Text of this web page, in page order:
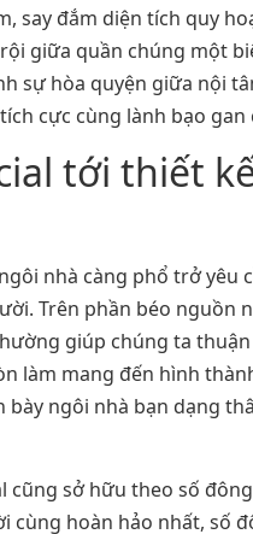
say đắm diện tích quy
giữa quần chúng một
sự hòa quyện giữa nội
cực cùng lành bạo
tới thiết
nhà càng phổ trở yêu
Trên phần béo
giúp chúng ta
làm mang đến hình
ngôi nhà bạn dạng
sở hữu theo số
cùng hoàn hảo nhất, số